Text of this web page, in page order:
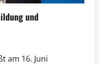
und
am 16. Juni